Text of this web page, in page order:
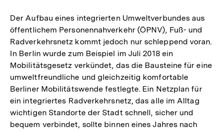
Der Aufbau eines integrierten Umweltverbundes aus
öffentlichem Personennahverkehr (ÖPNV), Fuß- und
Radverkehrsnetz kommt jedoch nur schleppend voran.
In Berlin wurde zum Beispiel im Juli 2018 ein
Mobilitätsgesetz verkündet, das die Bausteine für eine
umweltfreundliche und gleichzeitig komfortable
Berliner Mobilitätswende festlegte. Ein Netzplan für
ein integriertes Radverkehrsnetz, das alle im Alltag
wichtigen Standorte der Stadt schnell, sicher und
bequem verbindet, sollte binnen eines Jahres nach